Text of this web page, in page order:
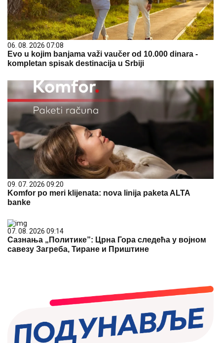
06. 08. 2026 07:08
Evo u kojim banjama važi vaučer od 10.000 dinara -
kompletan spisak destinacija u Srbiji
09. 07. 2026 09:20
Komfor po meri klijenata: nova linija paketa ALTA
banke
07. 08. 2026 09:14
Сазнања „Политике”: Црна Гора следећа у војном
савезу Загреба, Тиране и Приштине